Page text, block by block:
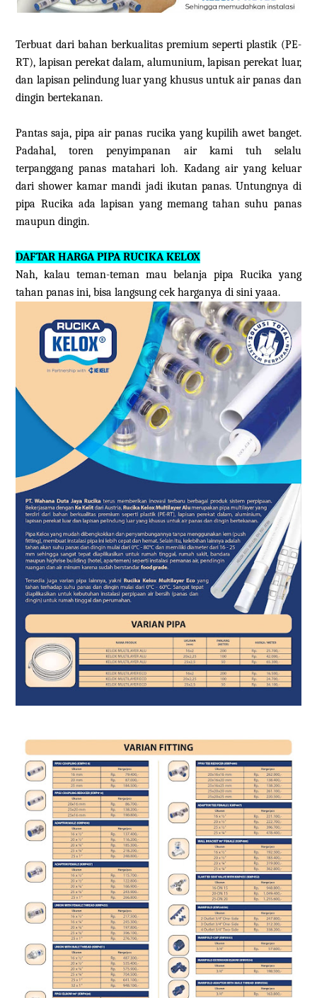
Terbuat dari bahan berkualitas premium seperti plastik (PE-
RT), lapisan perekat dalam, alumunium, lapisan perekat luar,
dan lapisan pelindung luar yang khusus untuk air panas dan
dingin bertekanan.
Pantas saja, pipa air panas rucika yang kupilih awet banget.
Padahal, toren penyimpanan air kami tuh selalu
terpanggang panas matahari loh. Kadang air yang keluar
dari shower kamar mandi jadi ikutan panas. Untungnya di
pipa Rucika ada lapisan yang memang tahan suhu panas
maupun dingin.
DAFTAR HARGA PIPA RUCIKA KELOX
Nah, kalau teman-teman mau belanja pipa Rucika yang
tahan panas ini, bisa langsung cek harganya di sini yaaa.